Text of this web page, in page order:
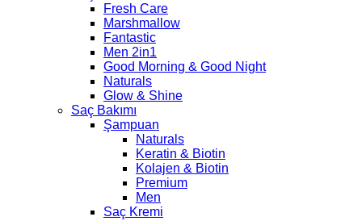
Fresh Care
Marshmallow
Fantastic
Men 2in1
Good Morning & Good Night
Naturals
Glow & Shine
Saç Bakımı
Şampuan
Naturals
Keratin & Biotin
Kolajen & Biotin
Premium
Men
Saç Kremi